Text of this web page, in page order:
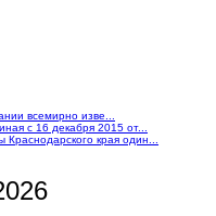
всемирно изве...
с 16 декабря 2015 от...
края один...